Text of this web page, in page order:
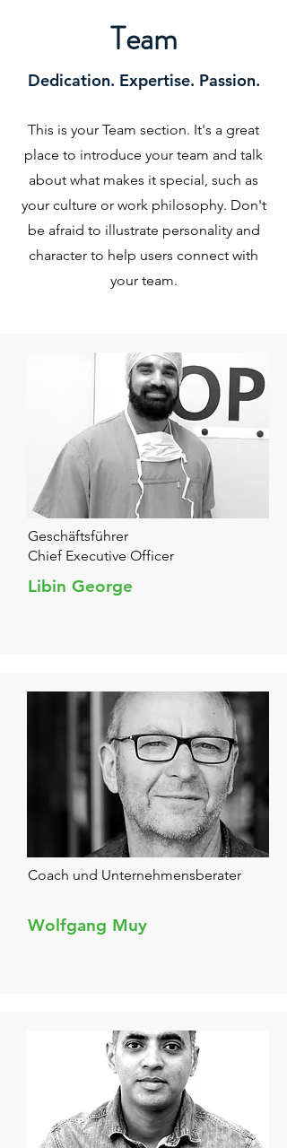
Team
Dedication. Expertise. Passion.
This is your Team section. It's a great
place to introduce your team and talk
about what makes it special, such as
your culture or work philosophy. Don't
be afraid to illustrate personality and
character to help users connect with
your team.
Geschäftsführer
Chief Executive Officer
Libin George
Coach und Unternehmensberater
Wolfgang Muy